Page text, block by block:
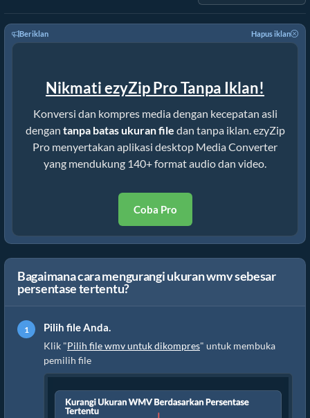
Beriklan Hapus iklan
Nikmati ezyZip Pro Tanpa Iklan!
Konversi dan kompres media dengan kecepatan asli
dengan tanpa batas ukuran file dan tanpa iklan. ezyZip
Pro menyertakan aplikasi desktop Media Converter
yang mendukung 140+ format audio dan video.
Coba Pro
Bagaimana cara mengurangi ukuran wmv sebesar
persentase tertentu?
Pilih file Anda.
Klik "Pilih file wmv untuk dikompres" untuk membuka
pemilih file